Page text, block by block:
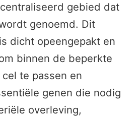
gebied dat
genoemd. Dit
dicht opeengepakt en
binnen de beperkte
te passen en
genen die nodig
overleving,